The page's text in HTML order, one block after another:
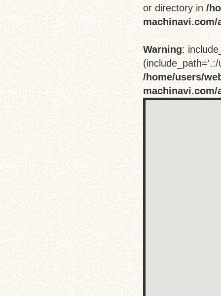
or directory in/
machinavi.com/
Warning:
/home/users/
machinavi.com/